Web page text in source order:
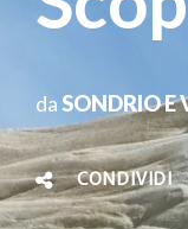
daSONDRIO E
CONDIVIDI